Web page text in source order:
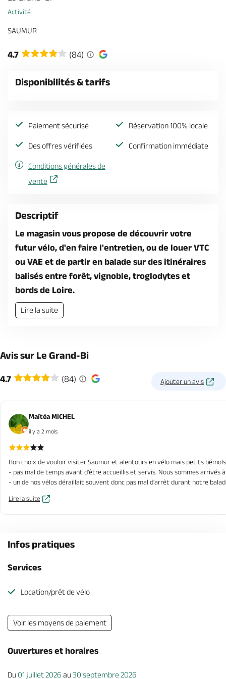
Billetterie en ligne
Activité
SAUMUR
4.7 (84)
Disponibilités & tarifs
Paiement sécurisé Réservation 100% locale
Des offres vérifiées Confirmation immédiate
Conditions générales de
vente
Descriptif
Le magasin vous propose de découvrir votre
futur vélo, d'en faire l'entretien, ou de louer VTC
ou VAE et de partir en balade sur des itinéraires
balisés entre forêt, vignoble, troglodytes et
bords de Loire.
Lire la suite
Avis sur Le Grand-Bi
4.7 (84) Ajouter un avis
Maïtéa MICHEL
il y a 2 mois
Bon choix de vouloir visiter Saumur et alentours en vélo mais petits
- pas mal de temps avant d'être accueillis et servis. Nous sommes
- un de nos vélos déraillait souvent donc pas mal d'arrêt durant notre
Lire la suite
Infos pratiques
Services
Location/prêt de vélo
Voir les moyens de paiement
Ouvertures et horaires
Du 01 juillet 2026 au30 septembre 2026